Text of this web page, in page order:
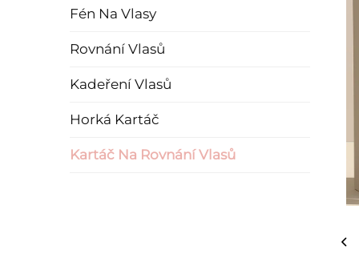
Fén Na Vlasy
Rovnání Vlasů
Kadeření Vlasů
Horká Kartáč
Kartáč Na Rovnání Vlasů